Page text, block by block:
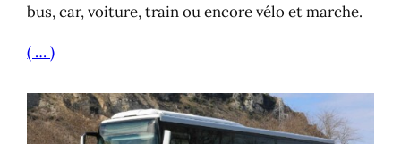
bus, car, voiture, train ou encore vélo et marche.
( … )